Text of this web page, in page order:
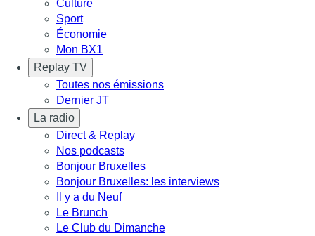
Culture
Sport
Économie
Mon BX1
Replay TV
Toutes nos émissions
Dernier JT
La radio
Direct & Replay
Nos podcasts
Bonjour Bruxelles
Bonjour Bruxelles: les interviews
Il y a du Neuf
Le Brunch
Le Club du Dimanche